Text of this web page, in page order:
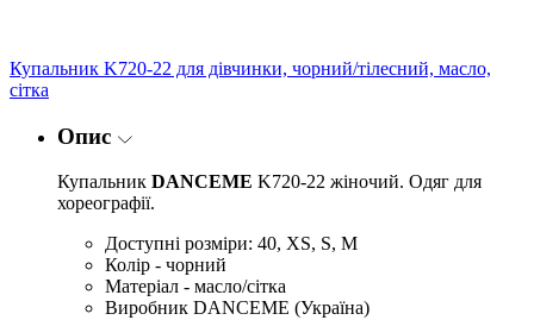
Купальник K720-22 для дівчинки, чорний/тілесний, масло,
сітка
Опис
Купальник DANCEME K720-22 жіночий. Одяг для
хореографії.
Доступні розміри: 40, XS, S, M
Колір - чорний
Матеріал - масло/сітка
Виробник DANCEME (Україна)